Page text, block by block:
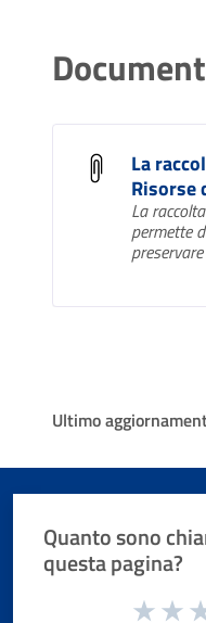
La
Risorse
La
permette
Ultimo
Quanto sono
questa pagina?
Valuta da 1 a 5 stelle la